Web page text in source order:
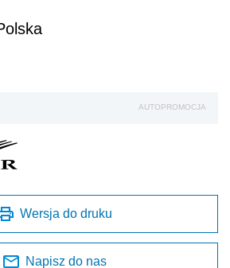
AUTOPROMOCJA
Wersja do druku
Napisz do nas